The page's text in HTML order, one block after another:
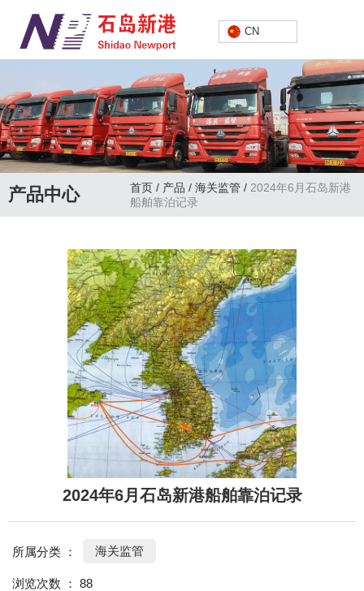
中文
CN
产品中心 首页 / 产品 / 海关监管 / 2024年6月石岛新港
船舶靠泊记录
2024年6月石岛新港船舶靠泊记录
所属分类 ： 海关监管
浏览次数 ： 88